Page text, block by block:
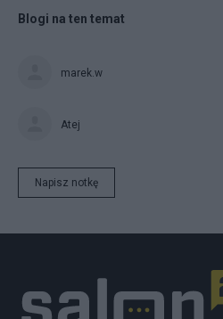
Blogi na ten temat
marek.w
Atej
Napisz notkę